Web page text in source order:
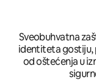
Sveobuhvatna
identiteta gostiju,
od oštećenja u